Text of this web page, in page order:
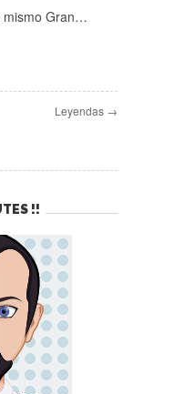
mismo Gran…
Leyendas →
!!